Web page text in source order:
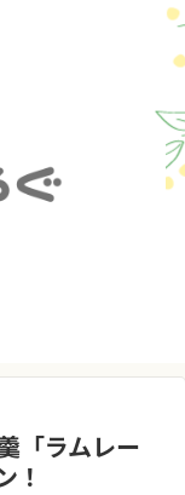
「ラムレー
！